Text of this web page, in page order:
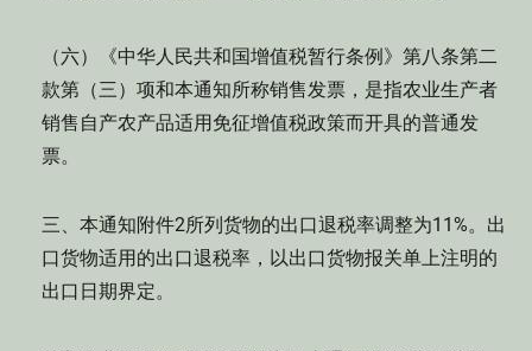
（六）《中华人民共和国增值税暂行条例》第八条第二
款第（三）项和本通知所称销售发票，是指农业生产者
销售自产农产品适用免征增值税政策而开具的普通发
票。
三、本通知附件2所列货物的出口退税率调整为11%。出
口货物适用的出口退税率，以出口货物报关单上注明的
出口日期界定。